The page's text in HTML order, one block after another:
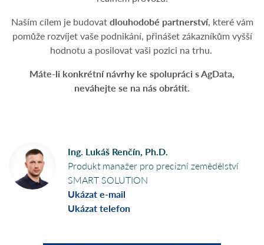
Naším cílem je budovatdlouhodobé partnerství, které vám
pomůže rozvíjet vaše podnikání, přinášet zákazníkům vyšší
hodnotu a posilovat vaši pozici na trhu.
Máte-li konkrétní návrhy ke spolupráci s AgData,
neváhejte se na nás obrátit.
Ing. Lukáš Renčín, Ph.D.
Produkt manažer pro precizní zemědělství
SMART SOLUTION
Ukázat e-mail
Ukázat telefon